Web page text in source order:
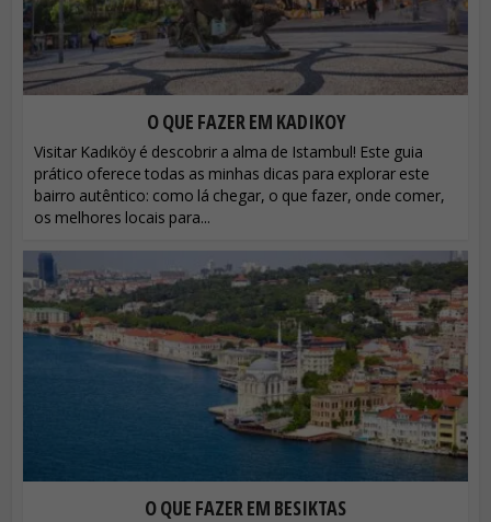
O QUE FAZER EM KADIKOY
Visitar Kadıköy é descobrir a alma de Istambul! Este guia
prático oferece todas as minhas dicas para explorar este
bairro autêntico: como lá chegar, o que fazer, onde comer,
os melhores locais para...
O QUE FAZER EM BESIKTAS